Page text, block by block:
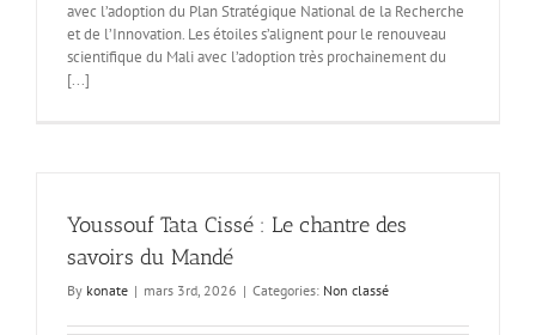
avec l’adoption du Plan Stratégique National de la Recherche
et de l’Innovation. Les étoiles s’alignent pour le renouveau
scientifique du Mali avec l’adoption très prochainement du
[...]
Youssouf Tata Cissé : Le chantre des
savoirs du Mandé
By konate | mars 3rd, 2026 | Categories: Non classé